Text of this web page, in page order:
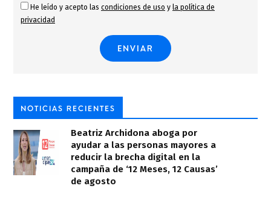
He leído y acepto las condiciones de uso y la política de
privacidad
NOTICIAS RECIENTES
Beatriz Archidona aboga por
ayudar a las personas mayores a
reducir la brecha digital en la
campaña de ‘12 Meses, 12 Causas’
de agosto